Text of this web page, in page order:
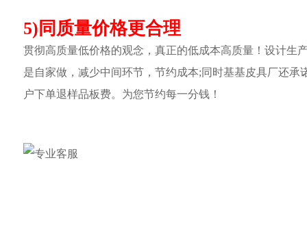
5)同质量价格更合理
贯彻高质量低价格的观念，真正的低成本高质量！设计生
是自家做，减少中间环节，节约成本;同时基基皮具厂还承
户下单退样品板费。为您节约每一分钱！